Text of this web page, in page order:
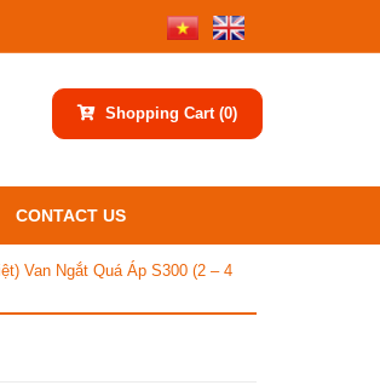
Shopping Cart (0)
CONTACT US
Van Ngắt Quá Áp S300 (2 – 4